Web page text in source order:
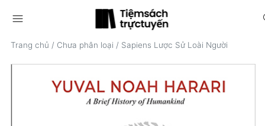
menu
Trang chủ / Chưa phân loại / Sapiens Lược Sử Loài Người